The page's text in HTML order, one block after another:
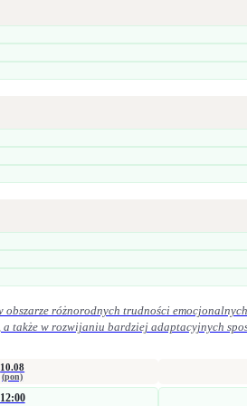
obszarze różnorodnych trudności
bardziej adaptacyjnych sposobów radzenia sobie oraz
odpowiedzialność kliniczna, poufność,
10.08
(pon)
12:00